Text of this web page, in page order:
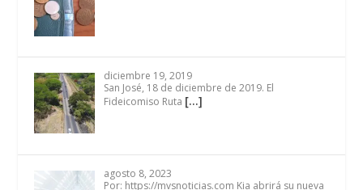
diciembre 19, 2019
San José, 18 de diciembre de 2019. El
Fideicomiso Ruta […]
agosto 8, 2023
Por: https://mvsnoticias.com Kia abrirá su nueva